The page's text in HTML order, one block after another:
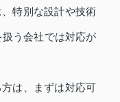
特別な設計や技術
う会社では対応が
は、まずは対応可